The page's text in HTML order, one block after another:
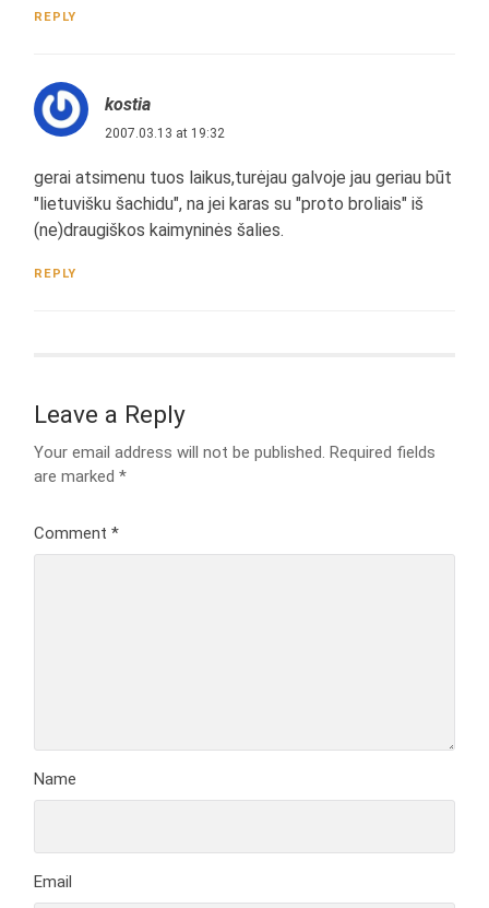
REPLY
kostia
2007.03.13 at 19:32
gerai atsimenu tuos laikus,turėjau galvoje jau geriau būt
"lietuvišku šachidu", na jei karas su "proto broliais" iš
(ne)draugiškos kaimyninės šalies.
REPLY
Leave a Reply
Your email address will not be published. Required fields
are marked*
Comment*
Name
Email